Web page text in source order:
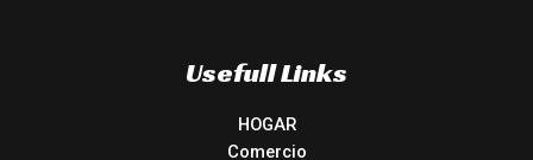
Usefull Links
HOGAR
Comercio